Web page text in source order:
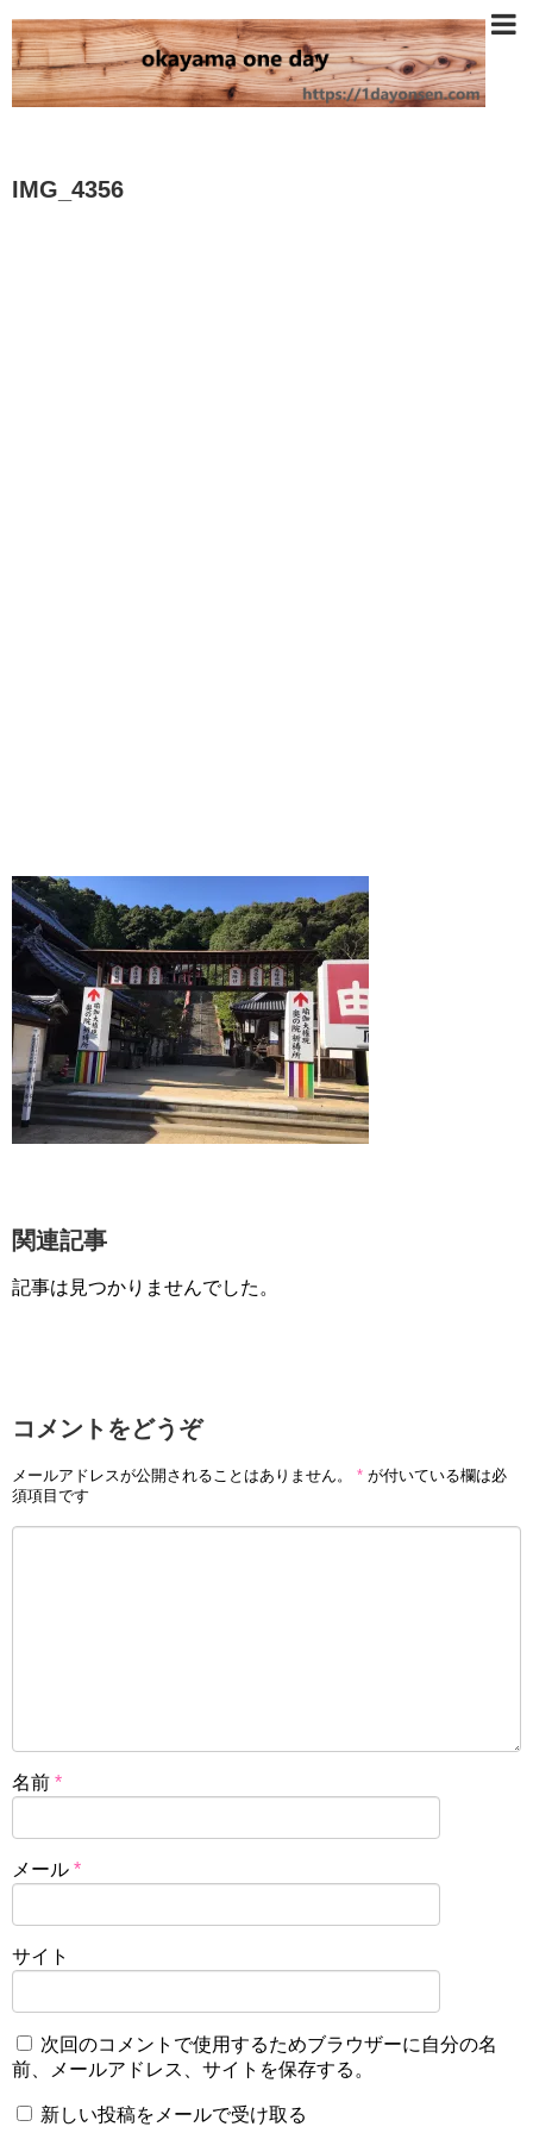
IMG_4356
関連記事
記事は見つかりませんでした。
コメントをどうぞ
メールアドレスが公開されることはありません。 * が付いている欄は必
須項目です
名前 *
メール *
サイト
次回のコメントで使用するためブラウザーに自分の名
前、メールアドレス、サイトを保存する。
新しい投稿をメールで受け取る